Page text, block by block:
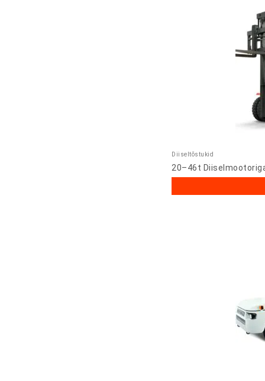
Diiseltõstukid
20–46t